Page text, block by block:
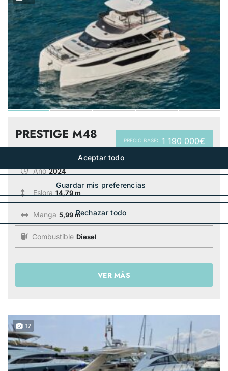
PRECIO BASE: 1 190 000€
PRESTIGE M48
Año 2024
Eslora 14,79 m
Manga 5,99 m
Combustible Diesel
VER MÁS
17